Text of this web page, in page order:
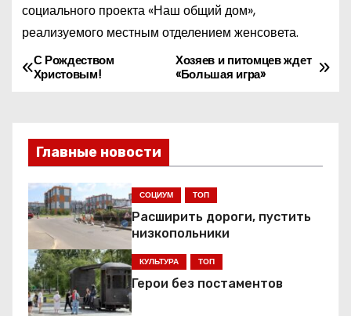
социального проекта «Наш общий дом»,
реализуемого местным отделением женсовета.
Н
в
и
г
а
ц
и
Хозяев и питомцев ждет
«Большая игра»
С Рождеством
Христовым!
Главные новости
СОЦИУМ ТОП
Расширить дороги, пустить
низкопольники
КУЛЬТУРА ТОП
Герои без постаментов